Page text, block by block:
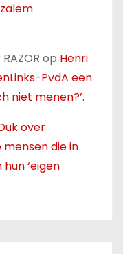
op Henri
PvdA een
niet menen?’.
over
die in
‘eigen